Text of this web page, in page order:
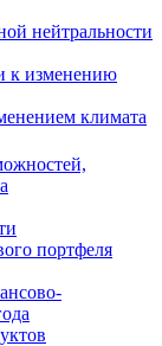
нейтральности
к изменению
климата
портфеля